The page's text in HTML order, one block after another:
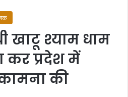
खाटू श्याम धाम
कर प्रदेश में
की